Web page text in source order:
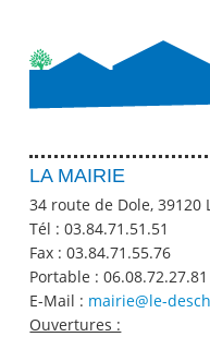
LA MAIRIE
34 route de Dole, 39120
Tél :03.84.71.51.51
Fax :03.84.71.55.76
Portable :06.08.72.27.81
E-Mail : mairie@le-
Ouvertures :